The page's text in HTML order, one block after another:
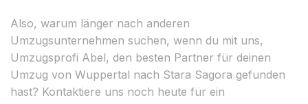
Also, warum länger nach anderen
Umzugsunternehmen suchen, wenn du mit uns,
Umzugsprofi Abel, den besten Partner für deinen
Umzug von Wuppertal nach Stara Sagora gefunden
hast? Kontaktiere uns noch heute für ein